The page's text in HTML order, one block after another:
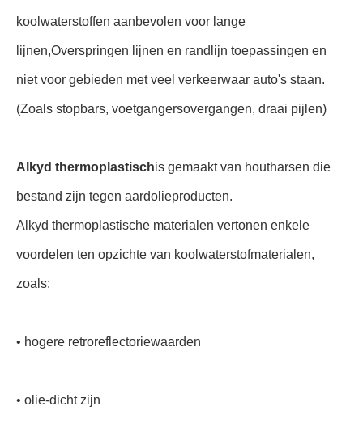
koolwaterstoffen aanbevolen voor lange
lijnen,Overspringen lijnen en randlijn toepassingen en
niet voor gebieden met veel verkeerwaar auto's staan.
(Zoals stopbars, voetgangersovergangen, draai pijlen)
Alkyd thermoplastischis gemaakt van houtharsen die
bestand zijn tegen aardolieproducten.
Alkyd thermoplastische materialen vertonen enkele
voordelen ten opzichte van koolwaterstofmaterialen,
zoals:
• hogere retroreflectoriewaarden
• olie-dicht zijn